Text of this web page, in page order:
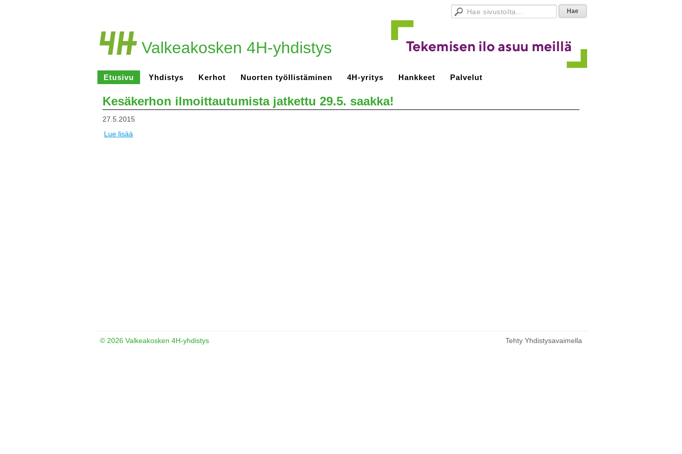
Valkeakosken 4H-yhdistys
Etusivu Yhdistys Kerhot Nuorten työllistäminen 4H-yritys Hankkeet Palvelut
Kesäkerhon ilmoittautumista jatkettu 29.5. saakka!
27.5.2015
Lue lisää
Tehty Yhdistysavaimella
© 2026 Valkeakosken 4H-yhdistys